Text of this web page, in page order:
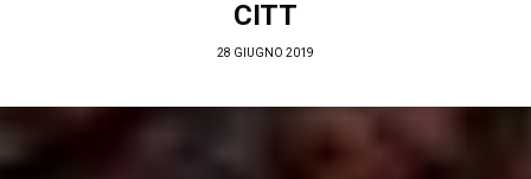
CITT
28 GIUGNO 2019